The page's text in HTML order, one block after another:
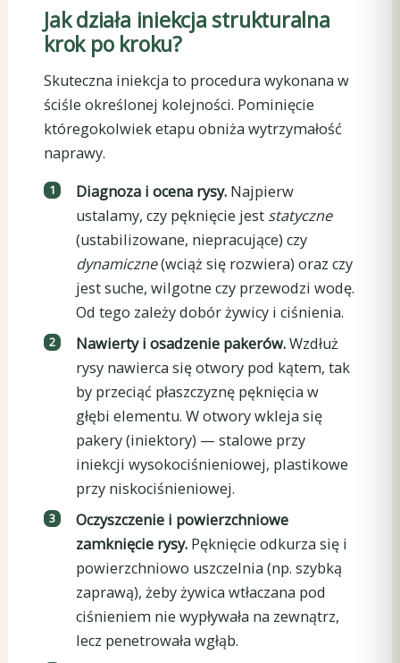
Jak działa iniekcja strukturalna
krok po kroku?
Skuteczna iniekcja to procedura wykonana w
ściśle określonej kolejności. Pominięcie
któregokolwiek etapu obniża wytrzymałość
naprawy.
Diagnoza i ocena rysy.Najpierw
ustalamy, czy pęknięcie jest statyczne
(ustabilizowane, niepracujące) czy
dynamiczne(wciąż się rozwiera) oraz czy
jest suche, wilgotne czy przewodzi wodę.
Od tego zależy dobór żywicy i ciśnienia.
Nawierty i osadzenie pakerów.Wzdłuż
rysy nawierca się otwory pod kątem, tak
by przeciąć płaszczyznę pęknięcia w
głębi elementu. W otwory wkleja się
pakery (iniektory) — stalowe przy
iniekcji wysokociśnieniowej, plastikowe
przy niskociśnieniowej.
Oczyszczenie i powierzchniowe
zamknięcie rysy.Pęknięcie odkurza się i
powierzchniowo uszczelnia (np. szybką
zaprawą), żeby żywica wtłaczana pod
ciśnieniem nie wypływała na zewnątrz,
lecz penetrowała wgłąb.